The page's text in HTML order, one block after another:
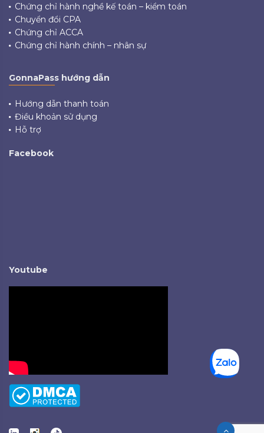
Chứng chỉ hành nghề kế toán – kiểm toán
Chuyển đổi CPA
Chứng chỉ ACCA
Chứng chỉ hành chính – nhân sự
GonnaPass hướng dẫn
Hướng dẫn thanh toán
Điều khoản sử dụng
Hỗ trợ
Facebook
Youtube